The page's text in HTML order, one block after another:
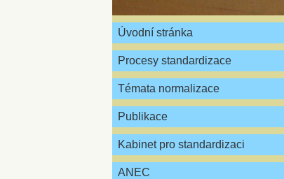
Úvodní stránka
Procesy standardizace
Témata normalizace
Publikace
Kabinet pro standardizaci
ANEC